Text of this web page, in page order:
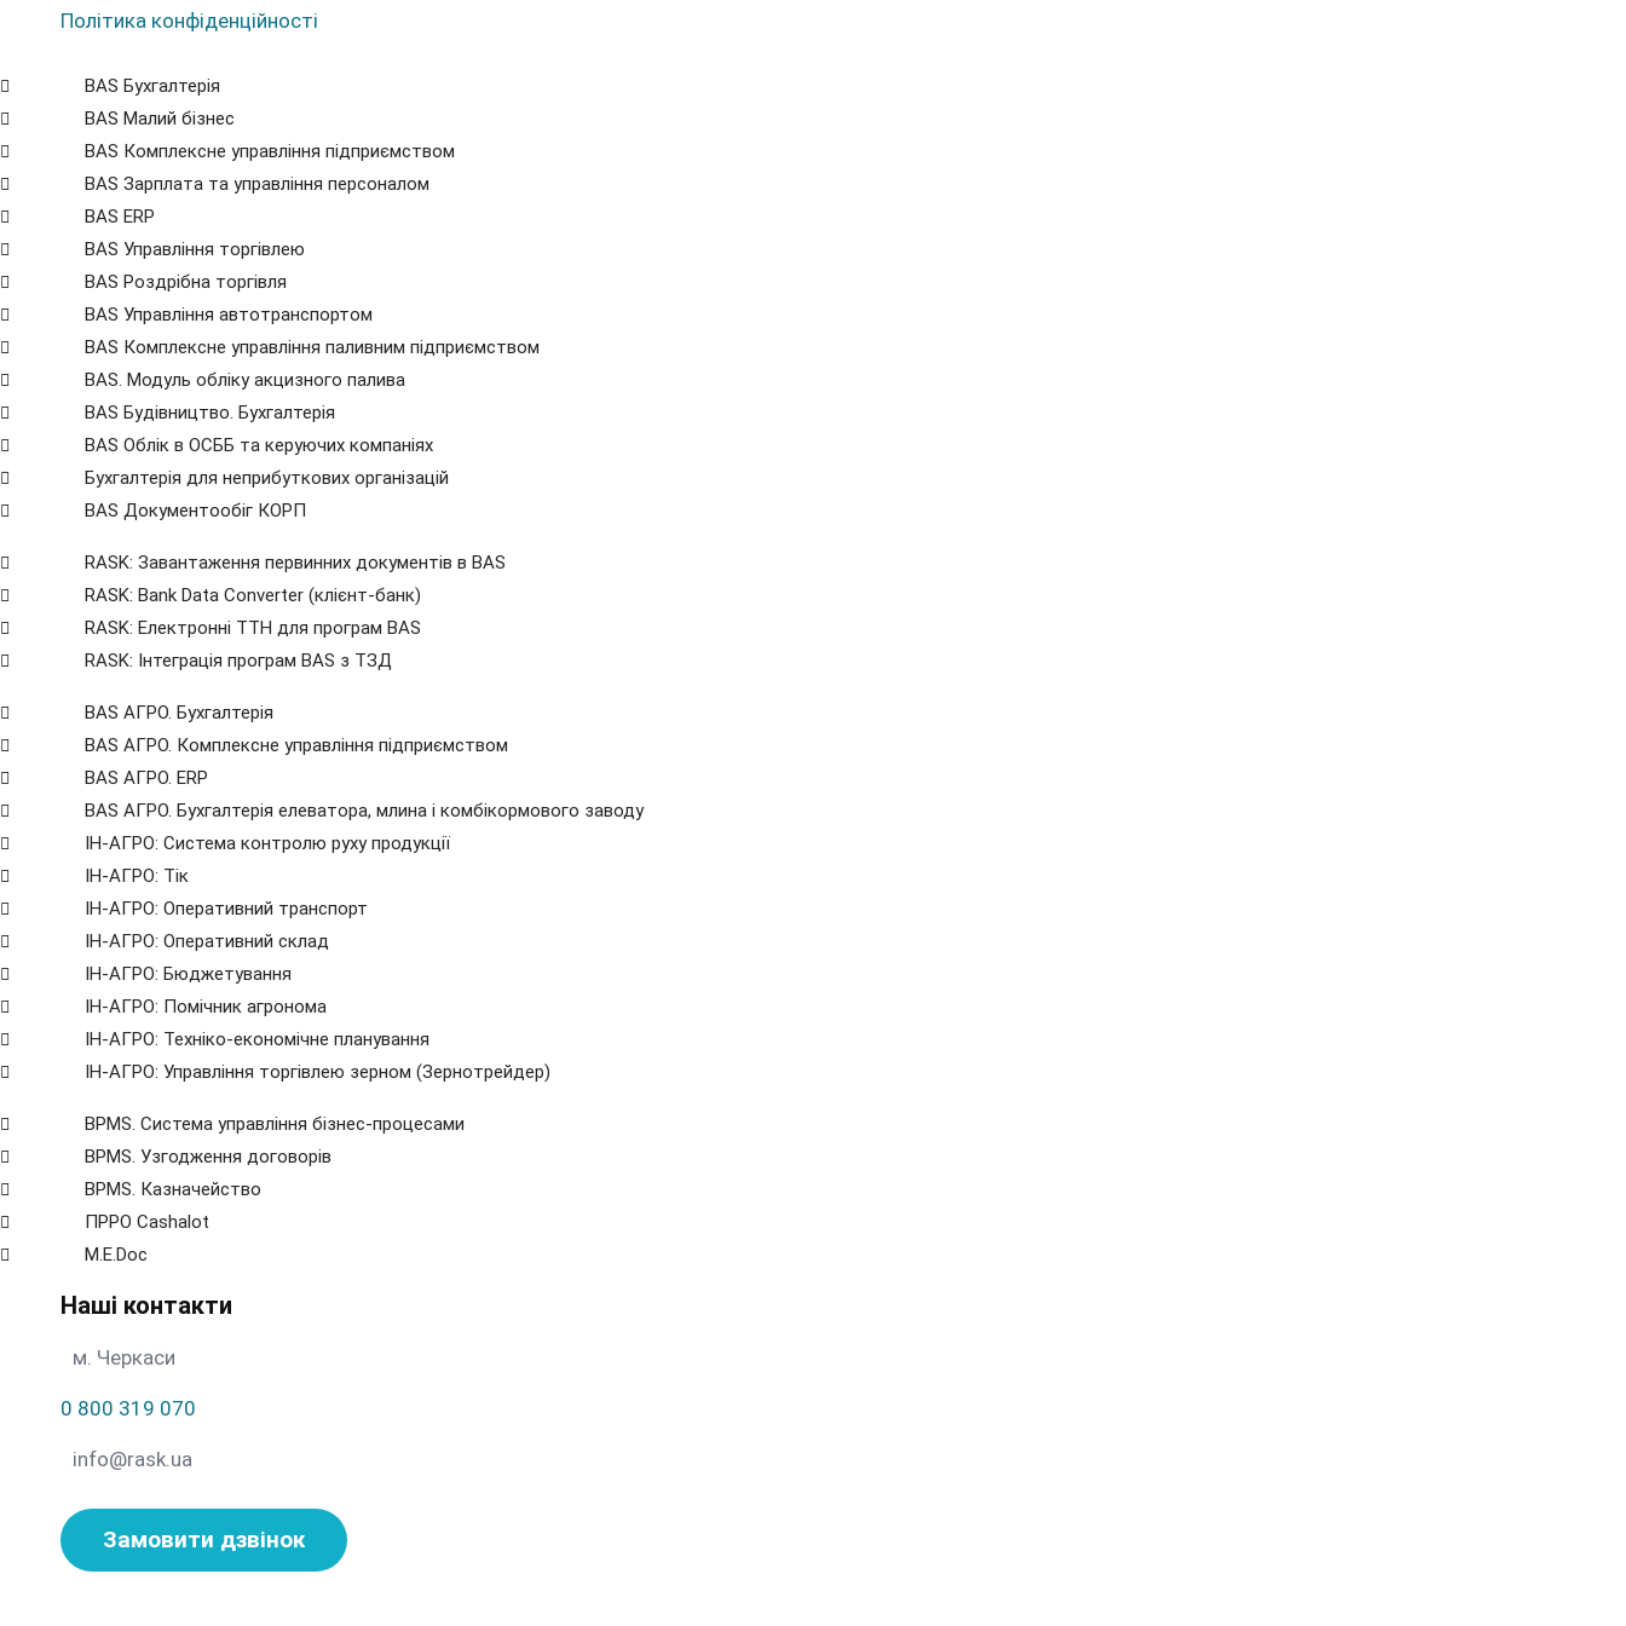
Політика конфіденційності
BAS Бухгалтерія
BAS Малий бізнес
BAS Комплексне управління підприємством
BAS Зарплата та управління персоналом
BAS ERP
BAS Управління торгівлею
BAS Роздрібна торгівля
BAS Управління автотранспортом
BAS Комплексне управління паливним підприємством
BAS. Модуль обліку акцизного палива
BAS Будівництво. Бухгалтерія
BAS Облік в ОСББ та керуючих компаніях
Бухгалтерія для неприбуткових організацій
BAS Документообіг КОРП
RASK: Завантаження первинних документів в BAS
RASK: Bank Data Сonverter (клієнт-банк)
RASK: Електронні ТТН для програм BAS
RASK: Інтеграція програм BAS з ТЗД
BAS АГРО. Бухгалтерія
BAS АГРО. Комплексне управління підприємством
BAS АГРО. ERP
BAS АГРО. Бухгалтерія елеватора, млина і комбікормового заводу
ІН-АГРО: Система контролю руху продукції
ІН-АГРО: Тік
ІН-АГРО: Оперативний транспорт
ІН-АГРО: Оперативний склад
ІН-АГРО: Бюджетування
ІН-АГРО: Помічник агронома
ІН-АГРО: Техніко-економічне планування
ІН-АГРО: Управління торгівлею зерном (Зернотрейдер)
BPMS. Система управління бізнес-процесами
BPМS. Узгодження договорів
BPМS. Казначейство
ПРРО Cashalot
M.E.Doc
Наші контакти
м. Черкаси
0 800 319 070
info@rask.ua
Замовити дзвінок